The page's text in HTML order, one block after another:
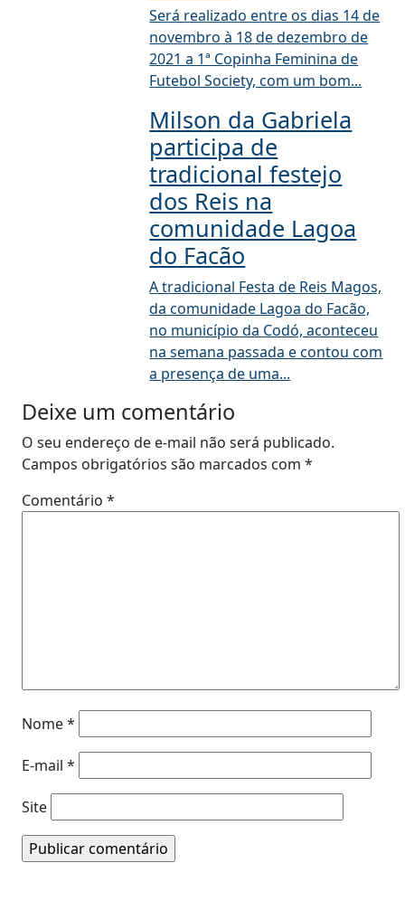
Será realizado entre os dias 14 de
novembro à 18 de dezembro de
2021 a 1ª Copinha Feminina de
Futebol Society, com um bom...
Milson da Gabriela
participa de
tradicional festejo
dos Reis na
comunidade Lagoa
do Facão
A tradicional Festa de Reis Magos,
da comunidade Lagoa do Facão,
no município da Codó, aconteceu
na semana passada e contou com
a presença de uma...
Deixe um comentário
O seu endereço de e-mail não será publicado.
Campos obrigatórios são marcados com *
Comentário *
Nome*
E-mail *
Site